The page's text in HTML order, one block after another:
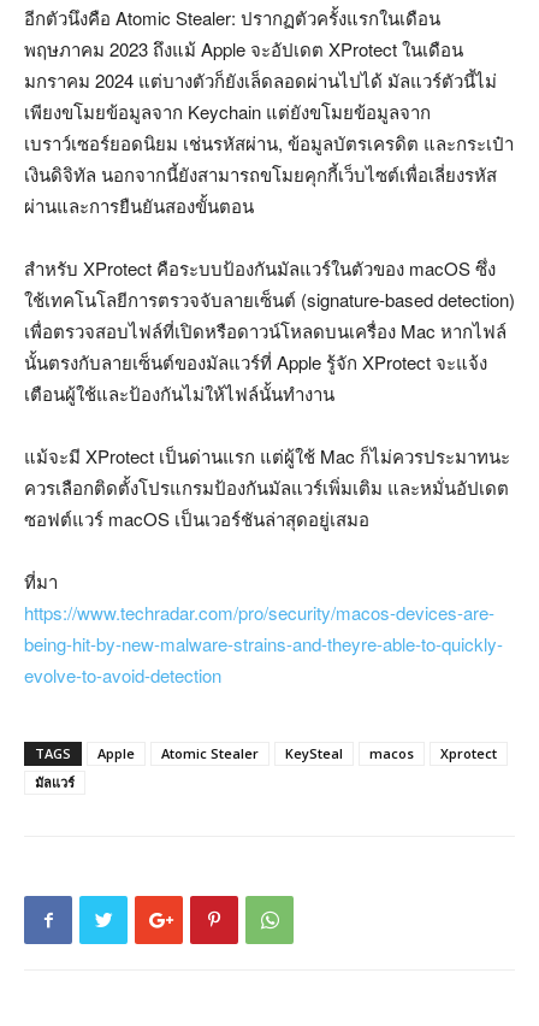
อีกตัวนึงคือ Atomic Stealer: ปรากฏตัวครั้งแรกในเดือน
พฤษภาคม 2023 ถึงแม้ Apple จะอัปเดต XProtect ในเดือน
มกราคม 2024 แต่บางตัวก็ยังเล็ดลอดผ่านไปได้ มัลแวร์ตัวนี้ไม่
เพียงขโมยข้อมูลจาก Keychain แต่ยังขโมยข้อมูลจาก
เบราว์เซอร์ยอดนิยม เช่นรหัสผ่าน, ข้อมูลบัตรเครดิต และกระเป๋า
เงินดิจิทัล นอกจากนี้ยังสามารถขโมยคุกกี้เว็บไซต์เพื่อเลี่ยงรหัส
ผ่านและการยืนยันสองขั้นตอน
สำหรับ XProtect คือระบบป้องกันมัลแวร์ในตัวของ macOS ซึ่ง
ใช้เทคโนโลยีการตรวจจับลายเซ็นต์ (signature-based detection)
เพื่อตรวจสอบไฟล์ที่เปิดหรือดาวน์โหลดบนเครื่อง Mac หากไฟล์
นั้นตรงกับลายเซ็นต์ของมัลแวร์ที่ Apple รู้จัก XProtect จะแจ้ง
เตือนผู้ใช้และป้องกันไม่ให้ไฟล์นั้นทำงาน
แม้จะมี XProtect เป็นด่านแรก แต่ผู้ใช้ Mac ก็ไม่ควรประมาทนะ
ควรเลือกติดตั้งโปรแกรมป้องกันมัลแวร์เพิ่มเติม และหมั่นอัปเดต
ซอฟต์แวร์ macOS เป็นเวอร์ชันล่าสุดอยู่เสมอ
ที่มา
https://www.techradar.com/pro/security/macos-devices-are-
being-hit-by-new-malware-strains-and-theyre-able-to-quickly-
evolve-to-avoid-detection
TAGS Apple Atomic Stealer KeySteal macos
Xprotect
มัลแวร์